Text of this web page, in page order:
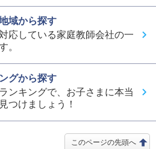
域から探す
応している家庭教師会社の一
。
グから探す
ンキングで、お子さまに本当
つけましょう！
このページの先頭へ